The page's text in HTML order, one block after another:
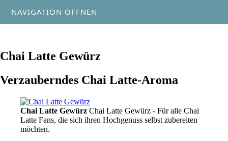
NAVIGATION ÖFFNEN
Chai Latte Gewürz
Verzauberndes Chai Latte-Aroma
Chai Latte Gewürz Chai Latte Gewürz - Für alle Chai
Latte Fans, die sich ihren Hochgenuss selbst zubereiten
möchten.